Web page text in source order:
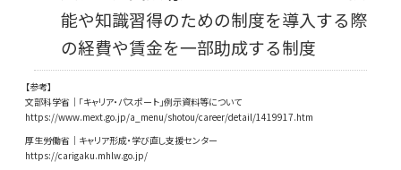
能や知識習得のための制度を導入する際
の経費や賃金を一部助成する制度
【参考】
文部科学省｜「キャリア・パスポート」例示資料等について
https://www.mext.go.jp/a_menu/shotou/career/detail/1419917.htm
厚生労働省｜キャリア形成・学び直し支援センター
https://carigaku.mhlw.go.jp/